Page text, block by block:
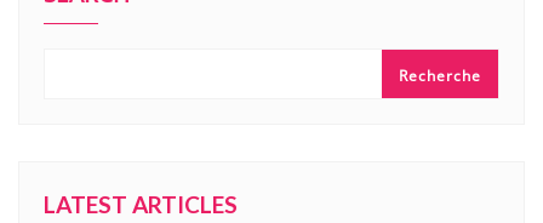
Recherche
LATEST ARTICLES